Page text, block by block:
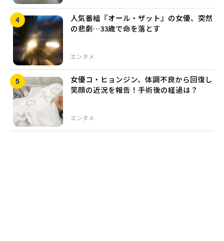
エンタメ
人気番組『オール・ザット』の女優、突然
の悲劇…33歳で命を落とす
エンタメ
女優コ・ヒョンジン、体調不良から回復し
笑顔の近況を報告！手術後の経過は？